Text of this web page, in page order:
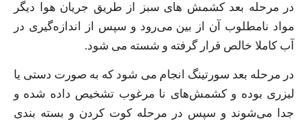
در مرحله بعد کشمش‌ های سبز از طریق جریان هوا دیگر
مواد نامطلوب آن از بین می‌رود و سپس از اندازه‌گیری در
آب‌ کاملا خالص قرار گرفته و شسته می‌ شود.
در مرحله بعد سورتینگ انجام می‌ شود که به صورت دستی یا
لیزری بوده و کشمش‌های نا مرغوب تشخیص داده شده و
جدا می‌شوند و سپس در مرحله کوت کردن و بسته‌ بندی